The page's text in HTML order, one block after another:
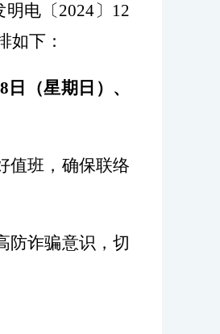
电〔2024〕12
如下：
（星期日）、
值班， 确保联络
防诈骗意识，切